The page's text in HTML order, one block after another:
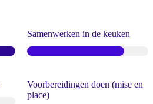
Samenwerken in de keuken
Voorbereidingen doen (mise en
place)